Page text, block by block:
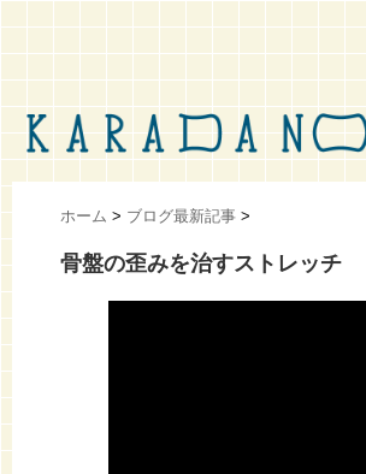
ホーム > ブログ最新記事 >
骨盤の歪みを治すストレッチ